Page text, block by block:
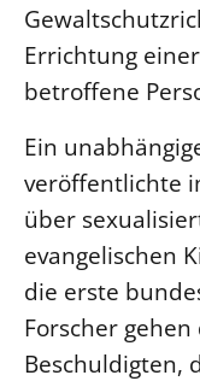
Errichtung
betroffene
Ein
veröffentlichte
über
evangelischen
die erste
Forscher
Beschuldigten,